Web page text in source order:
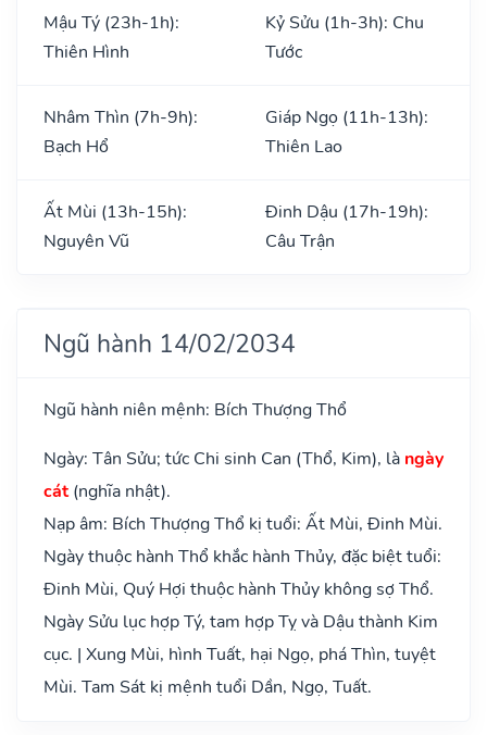
Mậu Tý (23h-1h):
Thiên Hình
Kỷ Sửu (1h-3h): Chu
Tước
Nhâm Thìn (7h-9h):
Bạch Hổ
Giáp Ngọ (11h-13h):
Thiên Lao
Ất Mùi (13h-15h):
Nguyên Vũ
Đinh Dậu (17h-19h):
Câu Trận
Ngũ hành 14/02/2034
Ngũ hành niên mệnh: Bích Thượng Thổ
Ngày: Tân Sửu; tức Chi sinh Can (Thổ, Kim), là ngày
cát(nghĩa nhật).
Nạp âm: Bích Thượng Thổ kị tuổi: Ất Mùi, Đinh Mùi.
Ngày thuộc hành Thổ khắc hành Thủy, đặc biệt tuổi:
Đinh Mùi, Quý Hợi thuộc hành Thủy không sợ Thổ.
Ngày Sửu lục hợp Tý, tam hợp Tỵ và Dậu thành Kim
cục. | Xung Mùi, hình Tuất, hại Ngọ, phá Thìn, tuyệt
Mùi. Tam Sát kị mệnh tuổi Dần, Ngọ, Tuất.